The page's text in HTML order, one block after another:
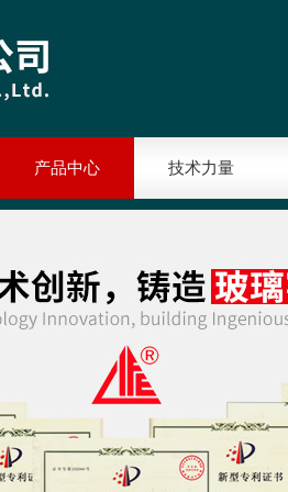
产品中心 技术力量